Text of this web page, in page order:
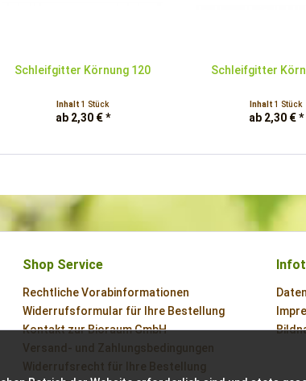
Schleifgitter Körnung 120
Inhalt1 Stück
ab 2,30 € *
Schleifgitter
Inhalt1 Stück
ab 2,30 € *
Shop Service
Rechtliche Vorabinformationen
Widerrufsformular für Ihre Bestellung
Kontakt zur Bioraum GmbH
Versand- und Zahlungsbedingungen
Widerrufsrecht für Ihre Bestellung